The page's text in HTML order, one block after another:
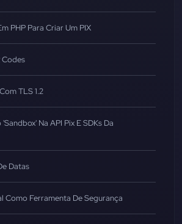
PHP Para Criar Um PIX
Codes
TLS 1.2
Na API Pix E SDKs Da
Datas
Como Ferramenta De Segurança